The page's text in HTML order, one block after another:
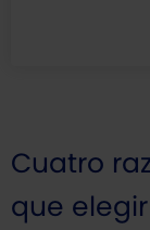
Cuatro
que